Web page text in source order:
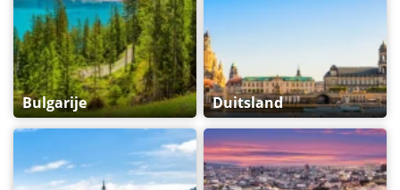
Bulgarije Duitsland